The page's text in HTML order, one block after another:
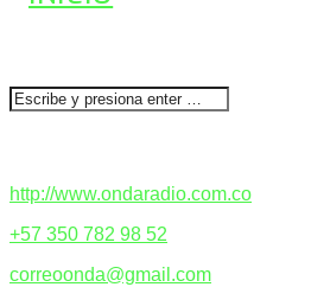
http://www.ondaradio.com.co
+57 350 782 98 52
correoonda@gmail.com